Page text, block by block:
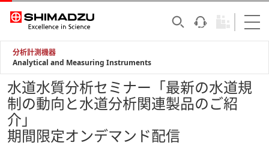
分析計測機器
Analytical and Measuring Instruments
水道水質分析セミナー「最新の水道規
制の動向と水道分析関連製品のご紹
介」
期間限定オンデマンド配信